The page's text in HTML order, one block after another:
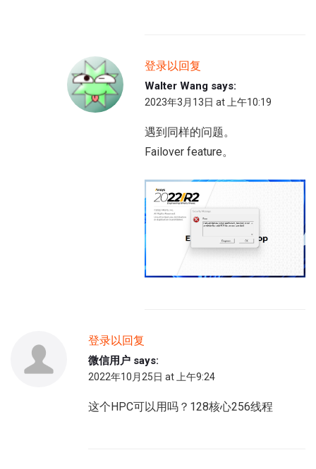
登录以回复
Walter Wang says:
2023年3月13日 at 上午10:19
遇到同样的问题。
Failover feature。
登录以回复
微信用户 says:
2022年10月25日 at 上午9:24
这个HPC可以用吗？128核心256线程